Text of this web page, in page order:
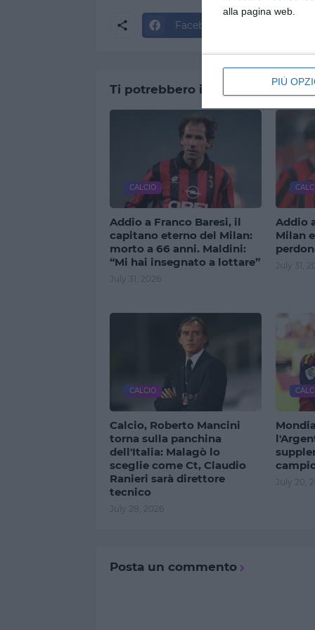
alla pagina web.
PIÙ
Facebook
Ti potrebbero interessare
CALCIO
Addio a Franco Baresi, il
capitano eterno del Milan:
morto a 66 anni. Maldini:
“Mi hai insegnato a lottare”
July 31, 2026
Addio
Milan
July 31,
CALCIO
Calcio, Roberto Mancini
torna sulla panchina
dell'Italia: Malagò lo
sceglie come Ct, Claudio
Ranieri sarà direttore
tecnico
July 28, 2026
July 20,
Posta un commento